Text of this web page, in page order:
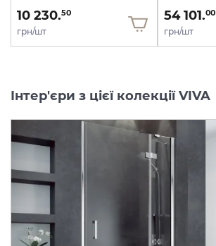
10 230.50
грн/шт
54 101.00
грн/шт
Інтер'єри з цієї колекції VIVA